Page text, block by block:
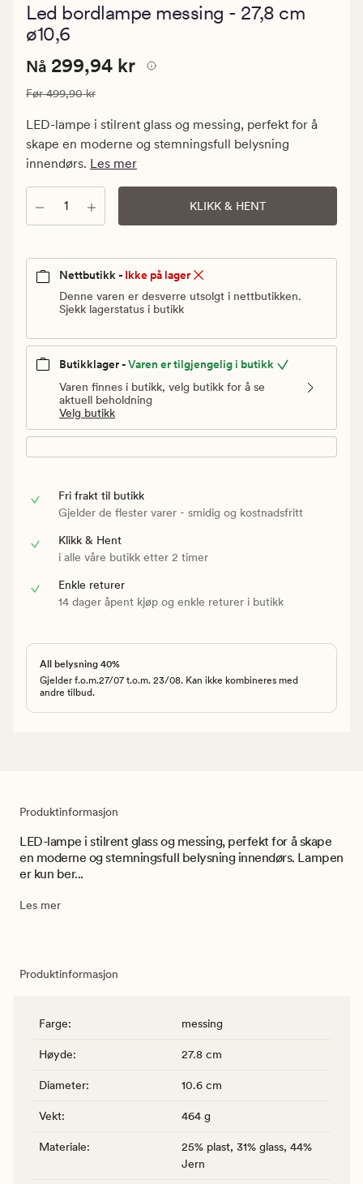
med
Led bordlampe messing - 27,8 cm
ø10,6
Nåværende
299,94
kr.
Vanlig
pris
Nåværende pris
Nå 299,94 kr
Vanlig pris 499,90 kr
Før499,90 kr
LED-lampe i stilrent glass og messing, perfekt for å
skape en moderne og stemningsfull belysning
innendørs. Les mer
Antall KLIKK & HENT
Nettbutikk - Ikke på lager
Denne varen er desverre utsolgt i nettbutikken.
Sjekk lagerstatus i butikk
Butikklager -Varen er tilgjengelig i butikk
Varen finnes i butikk, velg butikk for å se
aktuell beholdning
Velg butikk
Fri frakt til butikk
Gjelder de flester varer - smidig og kostnadsfritt
Klikk & Hent
i alle våre butikk etter 2 timer
Enkle returer
14 dager åpent kjøp og enkle returer i butikk
All belysning 40%
Gjelder f.o.m.27/07 t.o.m. 23/08. Kan ikke kombineres med
andre tilbud.
Produktinformasjon
LED-lampe i stilrent glass og messing, perfekt for å skape
en moderne og stemningsfull belysning innendørs. Lampen
er kun ber...
Les mer
Produktinformasjon
Farge: messing
Høyde: 27.8 cm
Diameter: 10.6 cm
Vekt: 464 g
Materiale:
25% plast, 31% glass, 44%
Jern